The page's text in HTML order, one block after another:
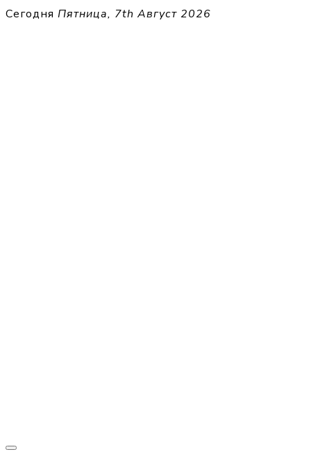
Перейти
Сегодня Пятница, 7th Август 2026